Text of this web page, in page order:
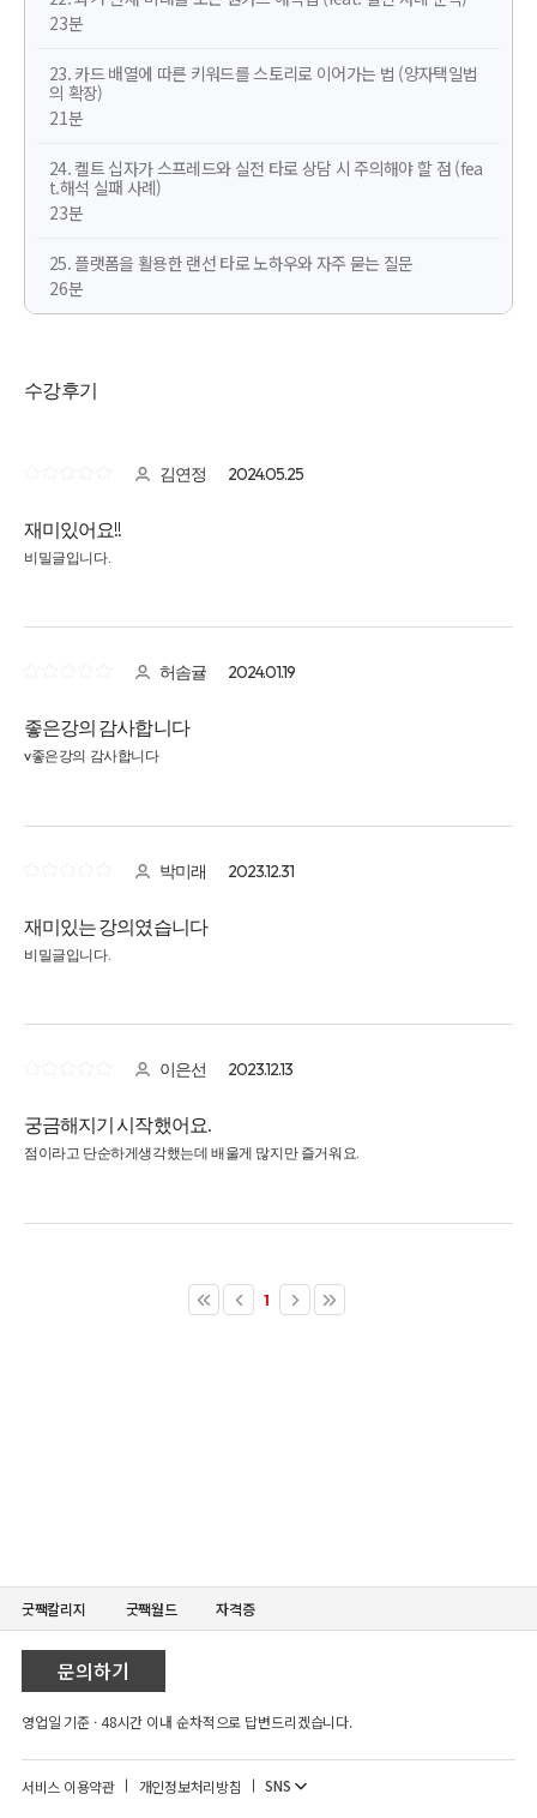
23분
23. 카드 배열에 따른 키워드를 스토리로 이어가는 법 (양자택일법
의 확장)
21분
24. 켈트 십자가 스프레드와 실전 타로 상담 시 주의해야 할 점 (fea
t.해석 실패 사례)
23분
25. 플랫폼을 활용한 랜선 타로 노하우와 자주 묻는 질문
26분
굿짹칼리지 굿짹월드 자격증
서비스 이용약관 개인정보처리방침 SNS
문의하기
영업일 기준 · 48시간 이내 순차적으로 답변드리겠습니다.